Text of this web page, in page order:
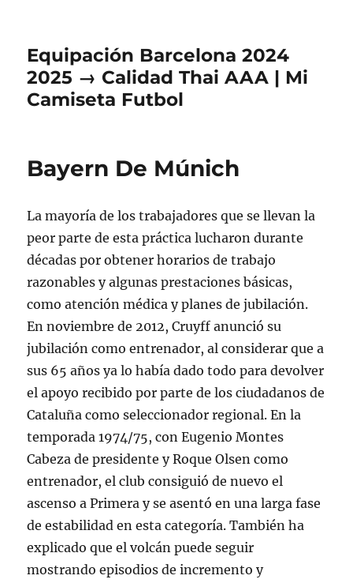
Equipación Barcelona 2024
2025 → Calidad Thai AAA | Mi
Camiseta Futbol
Bayern De Múnich
La mayoría de los trabajadores que se llevan la
peor parte de esta práctica lucharon durante
décadas por obtener horarios de trabajo
razonables y algunas prestaciones básicas,
como atención médica y planes de jubilación.
En noviembre de 2012, Cruyff anunció su
jubilación como entrenador, al considerar que a
sus 65 años ya lo había dado todo para devolver
el apoyo recibido por parte de los ciudadanos de
Cataluña como seleccionador regional. En la
temporada 1974/75, con Eugenio Montes
Cabeza de presidente y Roque Olsen como
entrenador, el club consiguió de nuevo el
ascenso a Primera y se asentó en una larga fase
de estabilidad en esta categoría. También ha
explicado que el volcán puede seguir
mostrando episodios de incremento y